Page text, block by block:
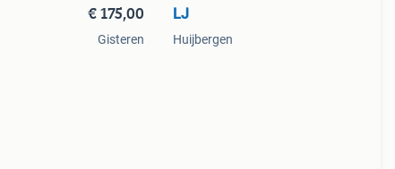
€ 175,00
Gisteren
LJ
Huijbergen